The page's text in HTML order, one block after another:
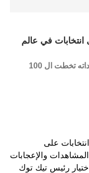
في عالم
أسس انتخابات رئاسة تيك توك.. ومشاهداته تخطت ال 100
على
والإعجابات
رئيس تيك توك